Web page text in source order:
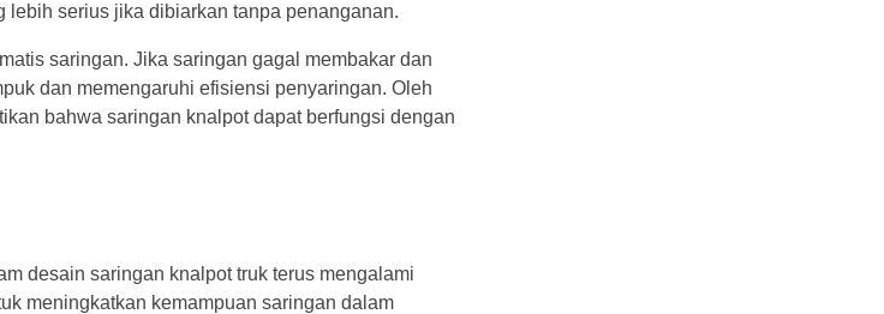
lebih serius jika dibiarkan tanpa penanganan.
saringan. Jika saringan gagal membakar dan
dan memengaruhi efisiensi penyaringan. Oleh
bahwa saringan knalpot dapat berfungsi dengan
desain saringan knalpot truk terus mengalami
meningkatkan kemampuan saringan dalam